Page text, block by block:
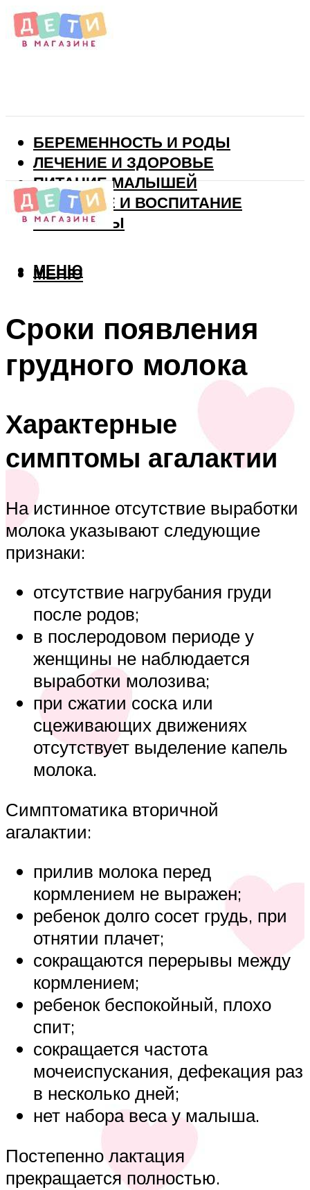
БЕРЕМЕННОСТЬ И РОДЫ
ЛЕЧЕНИЕ И ЗДОРОВЬЕ
ПИТАНИЕ МАЛЫШЕЙ
РАЗВИТИЕ И ВОСПИТАНИЕ
ВИТАМИНЫ
МЕНЮ
МЕНЮ
Сроки появления
грудного молока
Характерные
симптомы агалактии
На истинное отсутствие выработки
молока указывают следующие
признаки:
отсутствие нагрубания груди
после родов;
в послеродовом периоде у
женщины не наблюдается
выработки молозива;
при сжатии соска или
сцеживающих движениях
отсутствует выделение капель
молока.
Симптоматика вторичной
агалактии:
прилив молока перед
кормлением не выражен;
ребенок долго сосет грудь, при
отнятии плачет;
сокращаются перерывы между
кормлением;
ребенок беспокойный, плохо
спит;
сокращается частота
мочеиспускания, дефекация раз
в несколько дней;
нет набора веса у малыша.
Постепенно лактация
прекращается полностью.